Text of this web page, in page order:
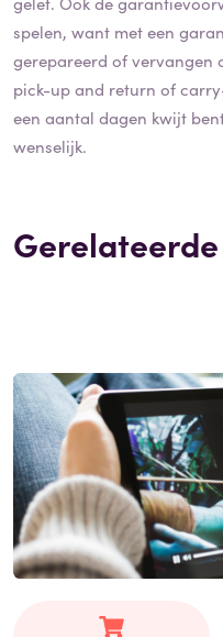
spelen, want met een
gerepareerd of vervangen
pick-up and return of
een aantal dagen kwijt
wenselijk.